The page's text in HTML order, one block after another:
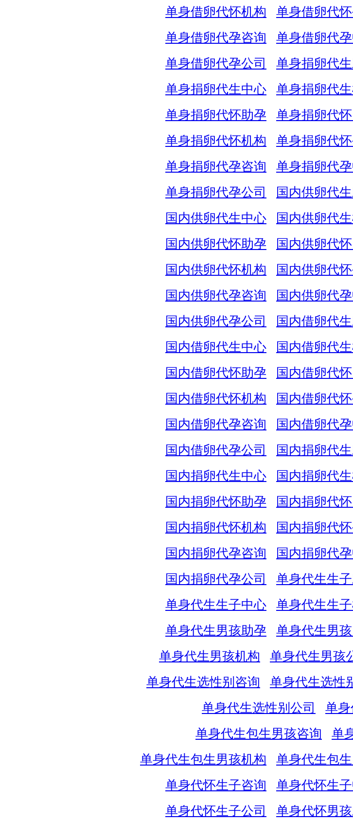
单身借卵代怀机构
单身借卵代怀
单身借卵代孕咨询
单身借卵代
单身借卵代孕公司
单身捐卵代
单身捐卵代生中心
单身捐卵代
单身捐卵代怀助孕
单身捐卵代
单身捐卵代怀机构
单身捐卵代怀
单身捐卵代孕咨询
单身捐卵代
单身捐卵代孕公司
国内供卵代
国内供卵代生中心
国内供卵代
国内供卵代怀助孕
国内供卵代
国内供卵代怀机构
国内供卵代
国内供卵代孕咨询
国内供卵代
国内供卵代孕公司
国内借卵代
国内借卵代生中心
国内借卵代
国内借卵代怀助孕
国内借卵代
国内借卵代怀机构
国内借卵代
国内借卵代孕咨询
国内借卵代
国内借卵代孕公司
国内捐卵代
国内捐卵代生中心
国内捐卵代
国内捐卵代怀助孕
国内捐卵代
国内捐卵代怀机构
国内捐卵代
国内捐卵代孕咨询
国内捐卵代
国内捐卵代孕公司
单身代生生
单身代生生子中心
单身代生生
单身代生男孩助孕
单身代生男
单身代生男孩机构
单身代生男孩
单身代生选性别咨询
单身代生选性
单身代生选性别公司
单
单身代生包生男孩咨询
单
单身代生包生男孩机构
单身代生包
单身代怀生子咨询
单身代怀生
单身代怀生子公司
单身代怀男